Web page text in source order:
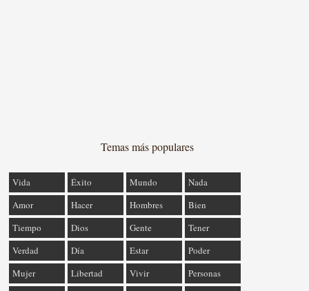
Temas más populares
Vida Éxito Mundo
Nada
Amor
Hacer Hombres
Bien
Tiempo
Dios Gente
Tener
Verdad
Día Estar
Poder
Mujer
Libertad Vivir
Personas